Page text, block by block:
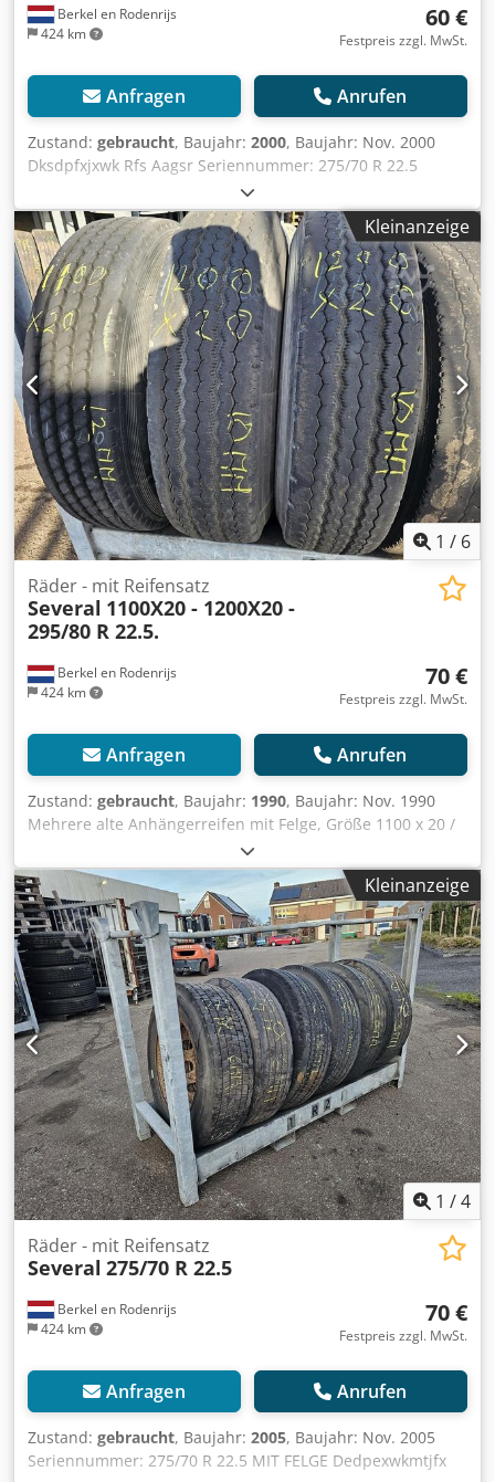
Berkel en Rodenrijs
424 km
60 €
Festpreis zzgl. MwSt.
Anfragen Anrufen
Zustand: gebraucht, Baujahr: 2000, Baujahr: Nov. 2000
Dksdpfxjxwk Rfs Aagsr Seriennummer: 275/70 R 22.5
GEBRAUCHTER ANHÄNGERREIFEN 275/70 R 22.5 AUF
FELGE, 10 LOCH, 6 MM
Kleinanzeige
1 / 6
Berkel en Rodenrijs
424 km
Räder - mit Reifensatz
Several 1100X20 - 1200X20 -
295/80 R 22.5.
70 €
Festpreis zzgl. MwSt.
Anfragen Anrufen
Zustand: gebraucht, Baujahr: 1990, Baujahr: Nov. 1990
Mehrere alte Anhängerreifen mit Felge, Größe 1100 x 20 /
1200 x 20 / 295 80 R 22.5. Dsdpfxoxwkdrs Aagekr
Kleinanzeige
1 /4
Berkel en Rodenrijs
424 km
Räder - mit Reifensatz
Several 275/70 R 22.5
70 €
Festpreis zzgl. MwSt.
Anfragen Anrufen
Zustand: gebraucht, Baujahr: 2005, Baujahr: Nov. 2005
Seriennummer: 275/70 R 22.5 MIT FELGE Dedpexwkmtjfx